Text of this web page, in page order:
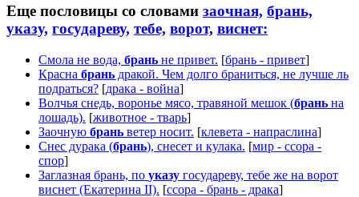
Еще пословицы со словами заочная, брань,
указу, государеву, тебе, ворот, виснет:
Смола не вода, брань не привет. [брань - привет]
Красна брань дракой. Чем долго браниться, не лучше ль
подраться? [драка - война]
Волчья снедь, воронье мясо, травяной мешок (брань на
лошадь). [животное - тварь]
Заочную брань ветер носит. [клевета - напраслина]
Снес дурака (брань), снесет и кулака. [мир - ссора -
спор]
Заглазная брань, по указу государеву, тебе же на ворот
виснет (Екатерина II). [ссора - брань - драка]